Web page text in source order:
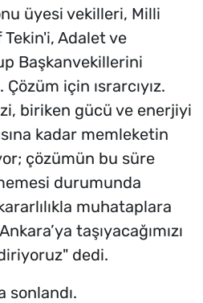
üyesi vekilleri, Milli
Tekin'i, Adalet ve
Başkanvekillerini
için ısrarcıyız.
biriken gücü ve enerjiyi
kadar memleketin
çözümün bu süre
durumunda
muhataplara
taşıyacağımızı
dedi.
sonlandı.